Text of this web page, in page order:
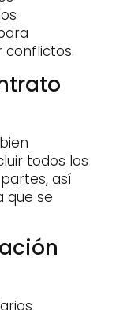
conflictos.
todos los
así
que se